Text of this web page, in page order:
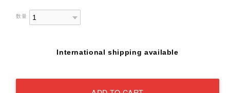
数量
International shipping available